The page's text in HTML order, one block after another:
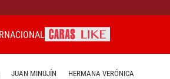
JUAN MINUJÍN HERMANA VERÓNICA